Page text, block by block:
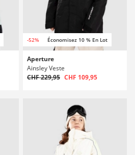
-52% Économisez 10 % En Lot
Aperture
Ainsley Veste
CHF 229,95 CHF 109,95